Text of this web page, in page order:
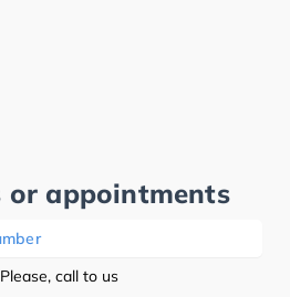
or appointments
call to us